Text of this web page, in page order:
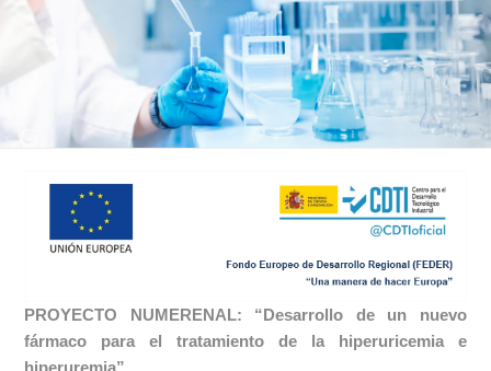
PROYECTO NUMERENAL: “Desarrollo de un nuevo
fármaco para el tratamiento de la hiperuricemia e